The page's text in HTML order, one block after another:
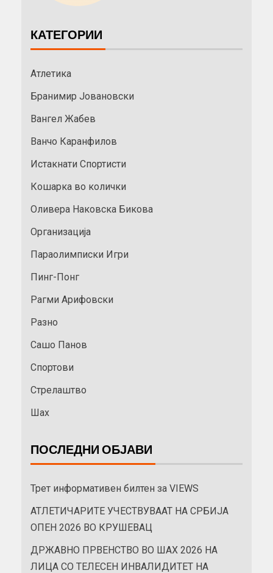
КАТЕГОРИИ
Атлетика
Бранимир Јовановски
Вангел Жабев
Ванчо Каранфилов
Истакнати Спортисти
Кошарка во колички
Оливера Наковска Бикова
Организација
Параолимписки Игри
Пинг-Понг
Рагми Арифовски
Разно
Сашо Панов
Спортови
Стрелаштво
Шах
ПОСЛЕДНИ ОБЈАВИ
Трет информативен билтен за VIEWS
АТЛЕТИЧАРИТЕ УЧЕСТВУВААТ НА СРБИЈА
ОПЕН 2026 ВО КРУШЕВАЦ
ДРЖАВНО ПРВЕНСТВО ВО ШАХ 2026 НА
ЛИЦА СО ТЕЛЕСЕН ИНВАЛИДИТЕТ НА